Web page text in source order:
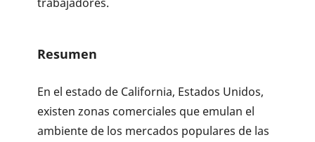
Resumen
En el estado de California, Estados Unidos,
existen zonas comerciales que emulan el
ambiente de los mercados populares de las